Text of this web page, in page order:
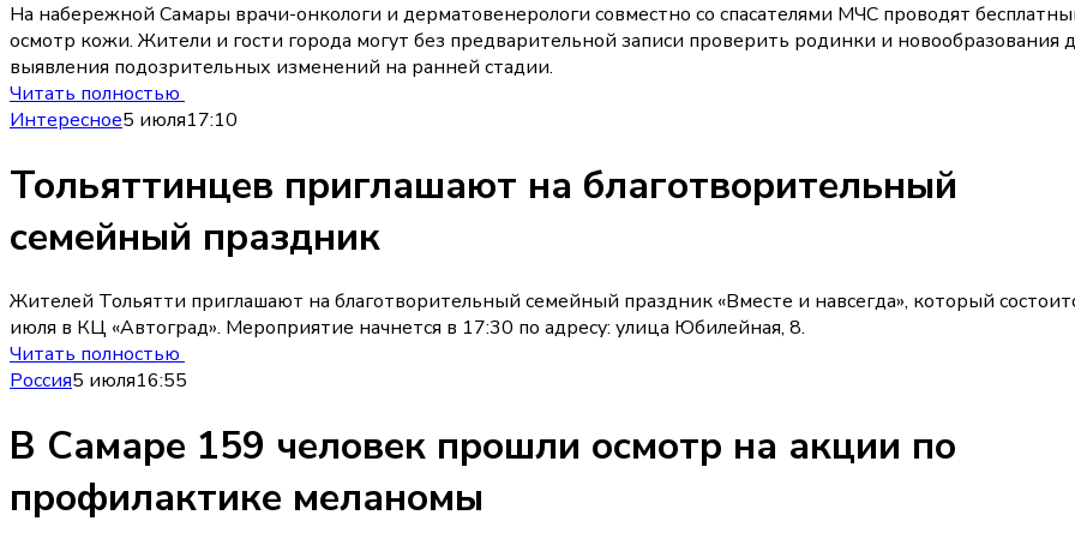
На набережной Самары врачи-онкологи и дерматовенерологи совместно со спасателями МЧС проводят
осмотр кожи. Жители и гости города могут без предварительной записи проверить родинки и новообразования
выявления подозрительных изменений на ранней стадии.
Читать полностью
Интересное5 июля17:10
Тольяттинцев приглашают на благотворительный
семейный праздник
Жителей Тольятти приглашают на благотворительный семейный праздник «Вместе и навсегда», который
июля в КЦ «Автоград». Мероприятие начнется в 17:30 по адресу: улица Юбилейная, 8.
Читать полностью
Россия5 июля16:55
В Самаре 159 человек прошли осмотр на акции по
профилактике меланомы